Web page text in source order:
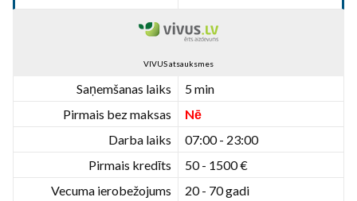
VIVUS atsauksmes
Saņemšanas laiks
5 min
Pirmais bez maksas
Nē
Darba laiks
07:00 - 23:00
Pirmais kredīts
50 - 1500 €
Vecuma ierobežojums
20 - 70 gadi